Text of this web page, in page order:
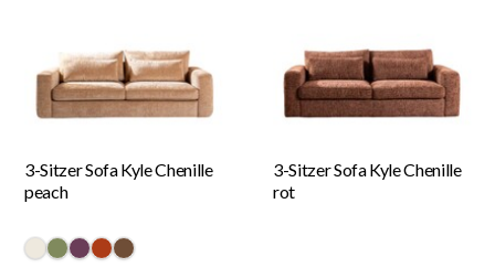
3-Sitzer Sofa Kyle Chenille
peach
#eee9de
#808a5d
#6a3d58
#ac3c17
#6f4e37
3-Sitzer Sofa Kyle Chenille
rot